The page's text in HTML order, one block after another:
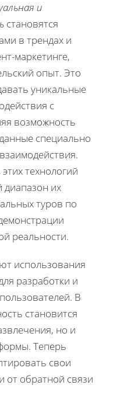
и
становятся
в трендах и
маркетинге,
опыт. Это
уникальные
с
возможность
специально
технологий
диапазон их
туров по
реальности.
использования
разработки и
В
становится
но и
Теперь
свои
от обратной связи